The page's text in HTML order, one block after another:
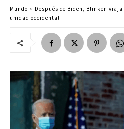
Mundo
Después de Biden, Blinken
unidad occidental